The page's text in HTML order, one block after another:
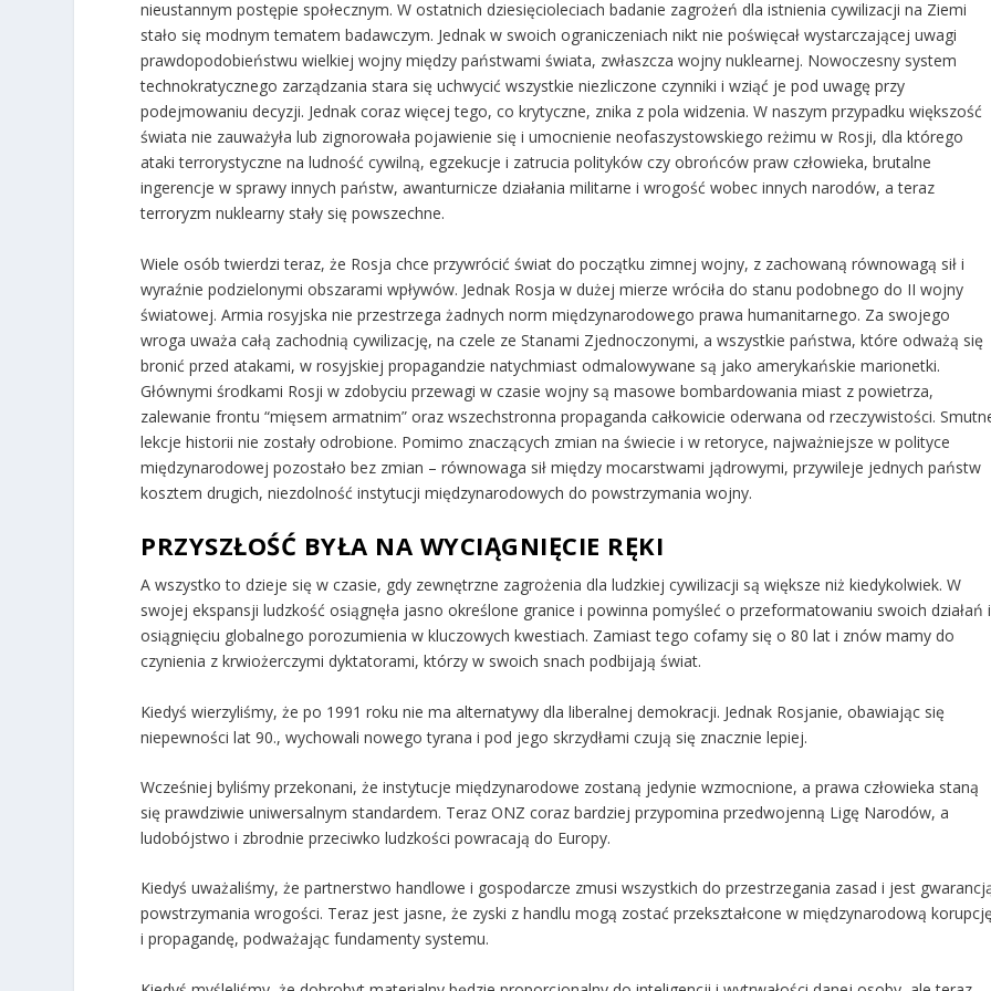
nieustannym postępie społecznym. W ostatnich dziesięcioleciach badanie zagrożeń dla istnienia cywilizacji na Ziemi
stało się modnym tematem badawczym. Jednak w swoich ograniczeniach nikt nie poświęcał wystarczającej uwagi
prawdopodobieństwu wielkiej wojny między państwami świata, zwłaszcza wojny nuklearnej. Nowoczesny system
technokratycznego zarządzania stara się uchwycić wszystkie niezliczone czynniki i wziąć je pod uwagę przy
podejmowaniu decyzji. Jednak coraz więcej tego, co krytyczne, znika z pola widzenia. W naszym przypadku większość
świata nie zauważyła lub zignorowała pojawienie się i umocnienie neofaszystowskiego reżimu w Rosji, dla którego
ataki terrorystyczne na ludność cywilną, egzekucje i zatrucia polityków czy obrońców praw człowieka, brutalne
ingerencje w sprawy innych państw, awanturnicze działania militarne i wrogość wobec innych narodów, a teraz
terroryzm nuklearny stały się powszechne.
Wiele osób twierdzi teraz, że Rosja chce przywrócić świat do początku zimnej wojny, z zachowaną równowagą sił i
wyraźnie podzielonymi obszarami wpływów. Jednak Rosja w dużej mierze wróciła do stanu podobnego do II wojny
światowej. Armia rosyjska nie przestrzega żadnych norm międzynarodowego prawa humanitarnego. Za swojego
wroga uważa całą zachodnią cywilizację, na czele ze Stanami Zjednoczonymi, a wszystkie państwa, które odważą się
bronić przed atakami, w rosyjskiej propagandzie natychmiast odmalowywane są jako amerykańskie marionetki.
Głównymi środkami Rosji w zdobyciu przewagi w czasie wojny są masowe bombardowania miast z powietrza,
zalewanie frontu “mięsem armatnim” oraz wszechstronna propaganda całkowicie oderwana od rzeczywistości.
lekcje historii nie zostały odrobione. Pomimo znaczących zmian na świecie i w retoryce, najważniejsze w polityce
międzynarodowej pozostało bez zmian – równowaga sił między mocarstwami jądrowymi, przywileje jednych państw
kosztem drugich, niezdolność instytucji międzynarodowych do powstrzymania wojny.
PRZYSZŁOŚĆ BYŁA NA WYCIĄGNIĘCIE RĘKI
A wszystko to dzieje się w czasie, gdy zewnętrzne zagrożenia dla ludzkiej cywilizacji są większe niż kiedykolwiek. W
swojej ekspansji ludzkość osiągnęła jasno określone granice i powinna pomyśleć o przeformatowaniu swoich działań i
osiągnięciu globalnego porozumienia w kluczowych kwestiach. Zamiast tego cofamy się o 80 lat i znów mamy do
czynienia z krwiożerczymi dyktatorami, którzy w swoich snach podbijają świat.
Kiedyś wierzyliśmy, że po 1991 roku nie ma alternatywy dla liberalnej demokracji. Jednak Rosjanie, obawiając się
niepewności lat 90., wychowali nowego tyrana i pod jego skrzydłami czują się znacznie lepiej.
Wcześniej byliśmy przekonani, że instytucje międzynarodowe zostaną jedynie wzmocnione, a prawa człowieka staną
się prawdziwie uniwersalnym standardem. Teraz ONZ coraz bardziej przypomina przedwojenną Ligę Narodów, a
ludobójstwo i zbrodnie przeciwko ludzkości powracają do Europy.
Kiedyś uważaliśmy, że partnerstwo handlowe i gospodarcze zmusi wszystkich do przestrzegania zasad i jest
powstrzymania wrogości. Teraz jest jasne, że zyski z handlu mogą zostać przekształcone w międzynarodową
i propagandę, podważając fundamenty systemu.